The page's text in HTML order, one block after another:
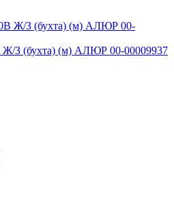
З (бухта) (м) АЛЮР 00-00009937